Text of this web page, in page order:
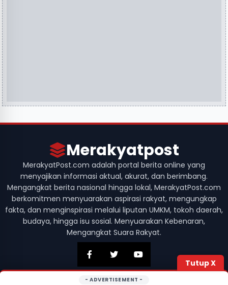
Tutup X
- ADVERTISEMENT -
Merakyatpost
MerakyatPost.com adalah portal berita online yang
menyajikan informasi aktual, akurat, dan berimbang.
Mengangkat berita nasional hingga lokal, MerakyatPost.com
berkomitmen menyuarakan aspirasi rakyat, mengungkap
fakta, dan menginspirasi melalui liputan UMKM, tokoh daerah,
budaya, hingga isu sosial. Menyuarakan Kebenaran,
Mengangkat Suara Rakyat.